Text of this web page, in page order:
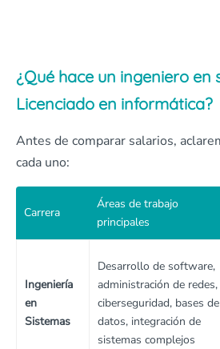
¿Qué hace un ingeniero en
Licenciado en informática?
Antes de comparar salarios,
cada uno:
Carrera
Áreas de trabajo
principales
Ingeniería
en
Sistemas
Desarrollo de software,
administración de redes,
ciberseguridad, bases de
datos, integración de
sistemas complejos